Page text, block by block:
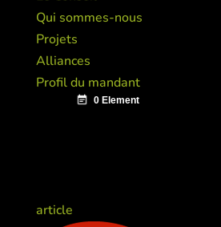
Qui sommes-nous
Projets
Alliances
Profil du mandant
article